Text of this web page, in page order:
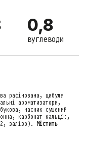
0,8
вуглеводи
рафінована, цибуля
ароматизатори,
часник сушений
карбонат кальцію,
залізо). Містить